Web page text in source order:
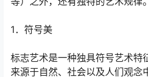
1．符号美
标志艺术是一种独具符号艺术特
来源于自然、社会以及人们观念